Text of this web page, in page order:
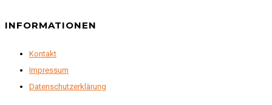
INFORMATIONEN
Kontakt
Impressum
Datenschutzerklärung